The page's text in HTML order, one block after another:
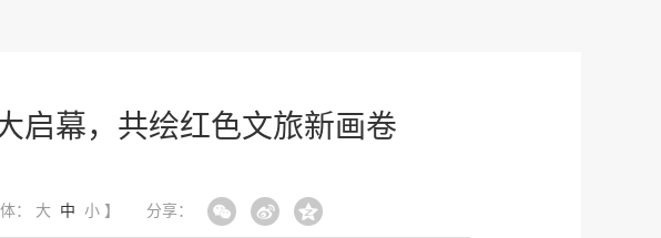
启幕，共绘红色文旅新画卷
： 大 中 小】 分享：